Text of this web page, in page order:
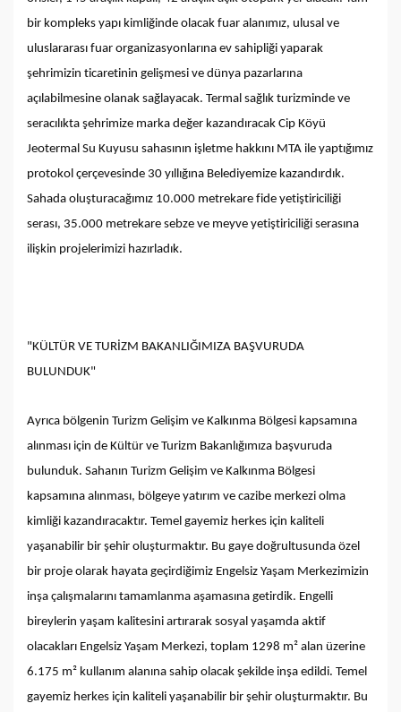
bir kompleks yapı kimliğinde olacak fuar alanımız, ulusal ve
uluslararası fuar organizasyonlarına ev sahipliği yaparak
şehrimizin ticaretinin gelişmesi ve dünya pazarlarına
açılabilmesine olanak sağlayacak. Termal sağlık turizminde ve
seracılıkta şehrimize marka değer kazandıracak Cip Köyü
Jeotermal Su Kuyusu sahasının işletme hakkını MTA ile yaptığımız
protokol çerçevesinde 30 yıllığına Belediyemize kazandırdık.
Sahada oluşturacağımız 10.000 metrekare fide yetiştiriciliği
serası, 35.000 metrekare sebze ve meyve yetiştiriciliği serasına
ilişkin projelerimizi hazırladık.
"KÜLTÜR VE TURİZM BAKANLIĞIMIZA BAŞVURUDA
BULUNDUK"
Ayrıca bölgenin Turizm Gelişim ve Kalkınma Bölgesi kapsamına
alınması için de Kültür ve Turizm Bakanlığımıza başvuruda
bulunduk. Sahanın Turizm Gelişim ve Kalkınma Bölgesi
kapsamına alınması, bölgeye yatırım ve cazibe merkezi olma
kimliği kazandıracaktır. Temel gayemiz herkes için kaliteli
yaşanabilir bir şehir oluşturmaktır. Bu gaye doğrultusunda özel
bir proje olarak hayata geçirdiğimiz Engelsiz Yaşam Merkezimizin
inşa çalışmalarını tamamlanma aşamasına getirdik. Engelli
bireylerin yaşam kalitesini artırarak sosyal yaşamda aktif
olacakları Engelsiz Yaşam Merkezi, toplam 1298 m² alan üzerine
6.175 m² kullanım alanına sahip olacak şekilde inşa edildi. Temel
gayemiz herkes için kaliteli yaşanabilir bir şehir oluşturmaktır. Bu